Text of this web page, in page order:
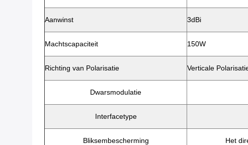
Aanwinst 3dBi
Machtscapaciteit 150W
Richting van Polarisatie Verticale
Dwarsmodulatie
Interfacetype
Bliksembescherming Het